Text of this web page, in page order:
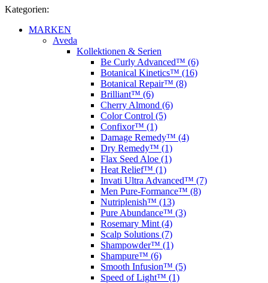
Kategorien:
MARKEN
Aveda
Kollektionen & Serien
Be Curly Advanced™ (6)
Botanical Kinetics™ (16)
Botanical Repair™ (8)
Brilliant™ (6)
Cherry Almond (6)
Color Control (5)
Confixor™ (1)
Damage Remedy™ (4)
Dry Remedy™ (1)
Flax Seed Aloe (1)
Heat Relief™ (1)
Invati Ultra Advanced™ (7)
Men Pure-Formance™ (8)
Nutriplenish™ (13)
Pure Abundance™ (3)
Rosemary Mint (4)
Scalp Solutions (7)
Shampowder™ (1)
Shampure™ (6)
Smooth Infusion™ (5)
Speed of Light™ (1)